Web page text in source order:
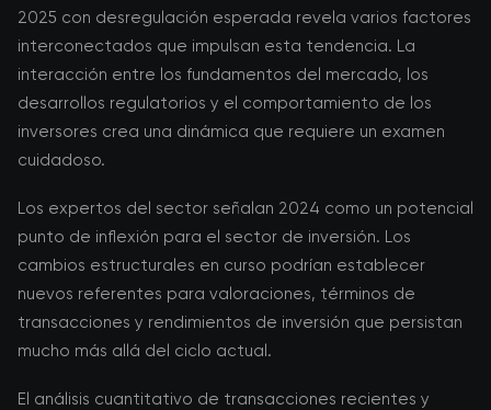
2025 con desregulación esperada revela varios factores
interconectados que impulsan esta tendencia. La
interacción entre los fundamentos del mercado, los
desarrollos regulatorios y el comportamiento de los
inversores crea una dinámica que requiere un examen
cuidadoso.
Los expertos del sector señalan 2024 como un potencial
punto de inflexión para el sector de inversión. Los
cambios estructurales en curso podrían establecer
nuevos referentes para valoraciones, términos de
transacciones y rendimientos de inversión que persistan
mucho más allá del ciclo actual.
El análisis cuantitativo de transacciones recientes y